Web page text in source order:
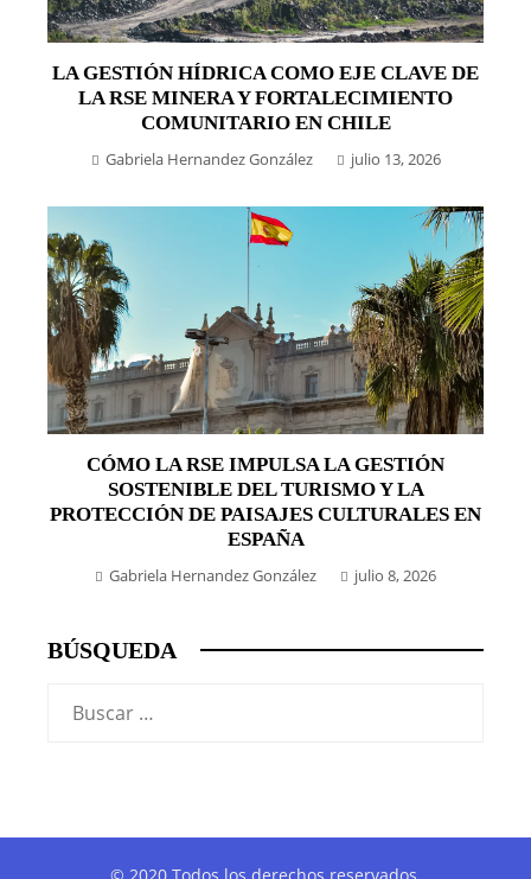
LA GESTIÓN HÍDRICA COMO EJE CLAVE DE
LA RSE MINERA Y FORTALECIMIENTO
COMUNITARIO EN CHILE
Gabriela Hernandez González julio 13, 2026
CÓMO LA RSE IMPULSA LA GESTIÓN
SOSTENIBLE DEL TURISMO Y LA
PROTECCIÓN DE PAISAJES CULTURALES EN
ESPAÑA
Gabriela Hernandez González julio 8, 2026
BÚSQUEDA